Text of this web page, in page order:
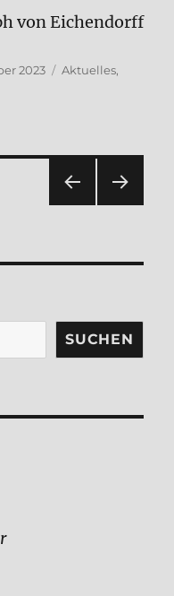
von Eichendorff
2023 Kategorien
Aktuelles,
SEIT E
SUCHEN